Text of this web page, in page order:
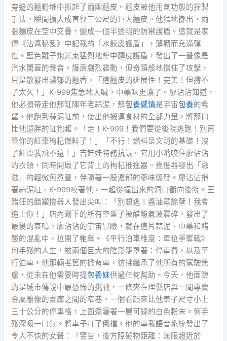
旁邊的麵粉堆中抓起了兩團麵皮。麵皮被他用氣功般的捏製
手法，瞬間擴大成直徑三公尺的巨大麵皮。他猛地擲出，兩
張麵皮在空中交疊，變成一個半透明的防禦護盾。這就是家
傳《沾醬秘笈》中記載的「水餃皮護盾」，薄韌而充滿彈
性。藍色離子炮光束猛烈地擊中麵皮護盾，發出了一聲像是
汽水開蓋的聲音。護盾劇烈震動，但奇蹟般地擋住了攻擊，
只是散發出濃郁的麵香。「這麵皮的延展性！完美！但撐不
了太久！」K-999焦急地大喊，中藥味更濃了。廖沾沾知道，
他必須帶走他那缸陳年老蒜泥，那包養感情是宇宙包養的希
望。他跑到蒜泥缸前，使出他搬運食材的全部力量，將那口
比他還胖的缸抱起。「走！K-999！我們要從後院逃跑！別再
管你的紅棗枸杞燃料了！」「不行！燃料是文明的基礎！沒
了紅棗我飛不遠！」吉娃娃特務抗議。它用小嘴咬住廖沾沾
的衣領，同時開啟了它背上的枸杞推進器。推進器發出「滋
滋」的輕微煎煮聲，伴隨著一股濃郁的蔘味爆發。廖沾沾抱
著蒜泥缸、K-999咬著他，一起從撞出來的洞口衝向後院。王
醋狂的醋罐機器人發出尖叫：「別想逃！醬油黨餘孽！我會
追上你！」店內剩下的所有空盤子被醋酸氣波震碎，發出了
最後的哀鳴。廖沾沾的宇宙冒險，就在這片蒜泥、中藥和醋
酸的混亂中，拉開了帷幕。《平行泊車維度：車位爭奪戰》
何手殘的人生，被兩個巨大的陰影籠罩著：停車費，以及平
行泊車。他那輛老舊的掀背車，彷彿繼承了他所有的駕駛焦
慮，從未在他需要時提包養妹供過任何幫助。今天，他面臨
的是城市傳說中最恐怖的挑戰，一條夾在理髮店與一間專賣
金屬雕像的畫廊之間的窄巷。一個看起來比他車子尺寸小上
三十公分的停車格，上面還灑著一層可疑的白色粉末。何手
殘深吸一口氣。將車子打了倒檔。他的車載語音系統發出了
令人不快的女聲：「警告，後方障礙物距離：無限趨近於